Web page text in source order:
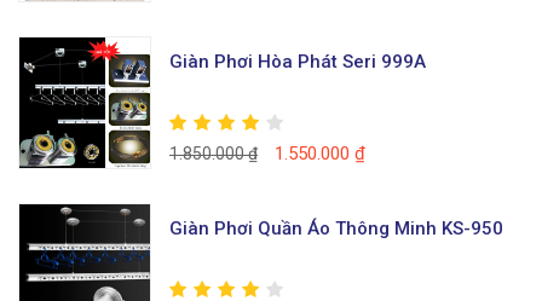
Giàn Phơi Hòa Phát Seri 999A
1.850.000₫ 1.550.000 ₫
Giàn Phơi Quần Áo Thông Minh KS-950